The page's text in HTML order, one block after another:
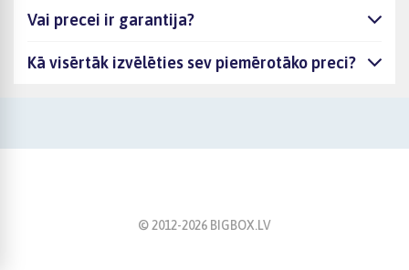
Vai precei ir garantija?
Kā visērtāk izvēlēties sev piemērotāko preci?
© 2012-2026 BIGBOX.LV